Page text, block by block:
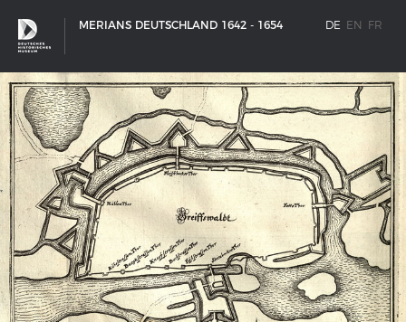
MERIANS DEUTSCHLAND 1642 - 1654 DE EN FR